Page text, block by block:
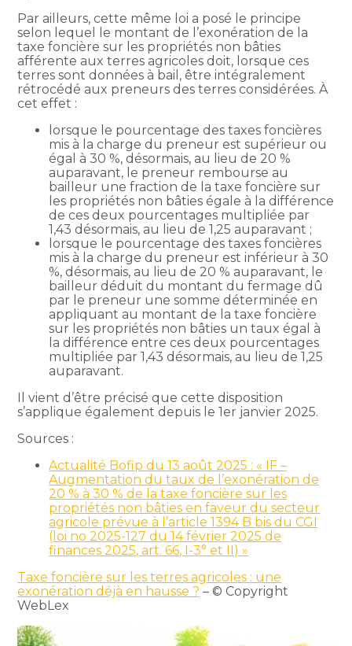
Par ailleurs, cette même loi a posé le principe
selon lequel le montant de l’exonération de la
taxe foncière sur les propriétés non bâties
afférente aux terres agricoles doit, lorsque ces
terres sont données à bail, être intégralement
rétrocédé aux preneurs des terres considérées. À
cet effet :
lorsque le pourcentage des taxes foncières
mis à la charge du preneur est supérieur ou
égal à 30 %, désormais, au lieu de 20 %
auparavant, le preneur rembourse au
bailleur une fraction de la taxe foncière sur
les propriétés non bâties égale à la différence
de ces deux pourcentages multipliée par
1,43 désormais, au lieu de 1,25 auparavant ;
lorsque le pourcentage des taxes foncières
mis à la charge du preneur est inférieur à 30
%, désormais, au lieu de 20 % auparavant, le
bailleur déduit du montant du fermage dû
par le preneur une somme déterminée en
appliquant au montant de la taxe foncière
sur les propriétés non bâties un taux égal à
la différence entre ces deux pourcentages
multipliée par 1,43 désormais, au lieu de 1,25
auparavant.
Il vient d’être précisé que cette disposition
s’applique également depuis le 1er janvier 2025.
Sources :
Actualité Bofip du 13 août 2025 : « IF –
Augmentation du taux de l’exonération de
20 % à 30 % de la taxe foncière sur les
propriétés non bâties en faveur du secteur
agricole prévue à l’article 1394 B bis du CGI
(loi no 2025-127 du 14 février 2025 de
finances 2025, art. 66, I-3° et II) »
Taxe foncière sur les terres agricoles : une
exonération déjà en hausse ? – © Copyright
WebLex